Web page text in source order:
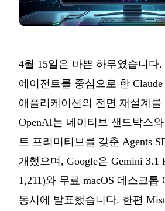
4월 15일은 바쁜 하루였습니다.
에이전트를 중심으로 한
애플리케이션의 전면 재설계를
OpenAI는 네이티브 샌드박스
트 프리미티브를 갖춘 Agents
개했으며, Google은 Gemini 3.1
1,211)와 무료 macOS 데스크톱
동시에 발표했습니다. 한편